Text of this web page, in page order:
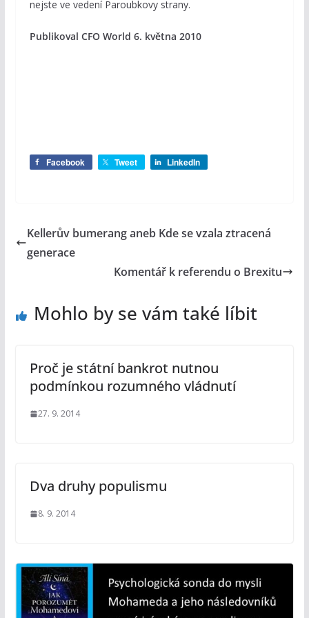
nejste ve vedení Paroubkovy strany.
Publikoval CFO World 6. května 2010
Facebook Tweet LinkedIn
Kellerův bumerang aneb Kde se vzala ztracená
generace
Komentář k referendu o Brexitu
Mohlo by se vám také líbit
Proč je státní bankrot nutnou
podmínkou rozumného vládnutí
27. 9. 2014
Dva druhy populismu
8. 9. 2014